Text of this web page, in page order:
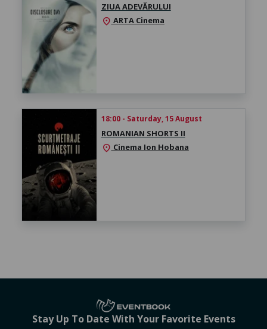
ZIUA ADEVĂRULUI
location_onARTA Cinema
18:00 - Saturday, 15 August
ROMANIAN SHORTS II
location_on Cinema Ion Hobana
Stay Up To Date With Your Favorite Events